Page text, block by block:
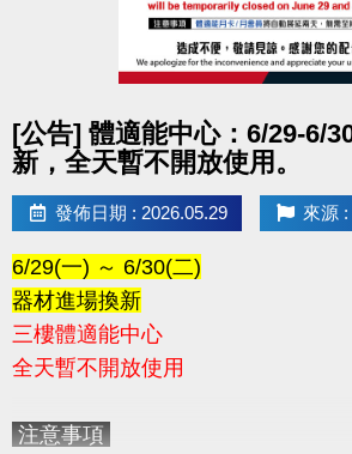
[公告] 體適能中心：6/29-6/
新，全天暫不開放使用。
發佈日期 : 2026.05.29 來源
6/29(一) ～ 6/30(二)
器材進場換新
三樓體適能中心
全天暫不開放使用
注意事項